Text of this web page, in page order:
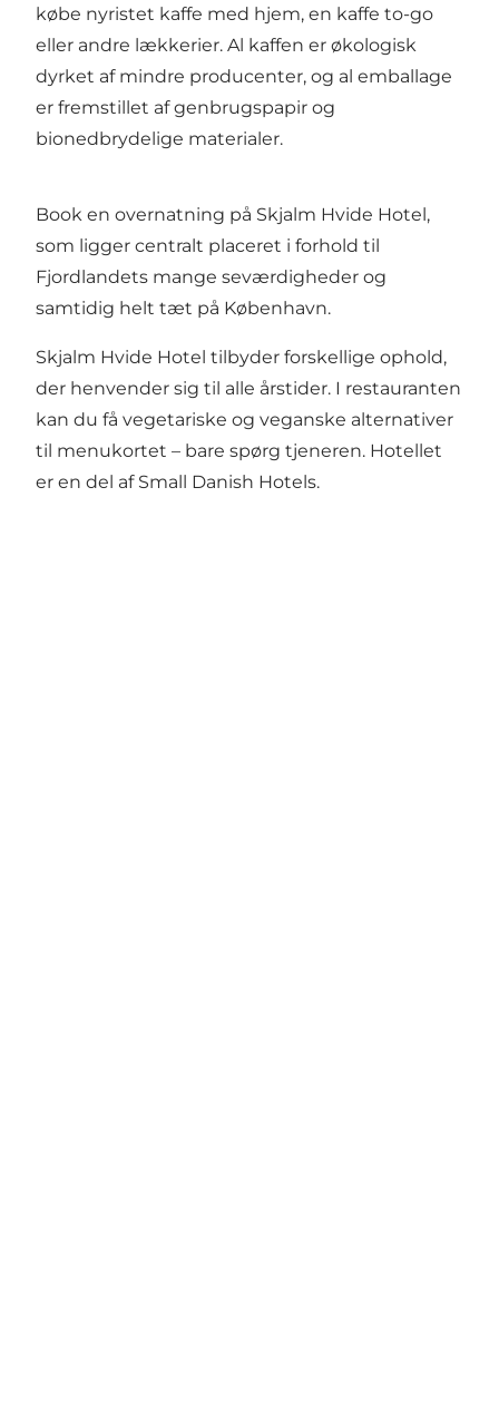
købe nyristet kaffe med hjem, en kaffe to-go
eller andre lækkerier. Al kaffen er økologisk
dyrket af mindre producenter, og al emballage
er fremstillet af genbrugspapir og
bionedbrydelige materialer.
Book en overnatning på Skjalm Hvide Hotel ,
som ligger centralt placeret i forhold til
Fjordlandets mange seværdigheder og
samtidig helt tæt på København.
Skjalm Hvide Hotel tilbyder forskellige ophold,
der henvender sig til alle årstider. I restauranten
kan du få vegetariske og veganske alternativer
til menukortet – bare spørg tjeneren. Hotellet
er en del af Small Danish Hotels.